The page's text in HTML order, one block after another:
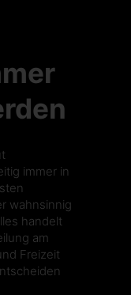
immer in
wahnsinnig
handelt
am
Freizeit